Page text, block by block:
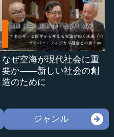
なぜ空海が現代社会に重
要か――新しい社会の創
造のために
ジャンル